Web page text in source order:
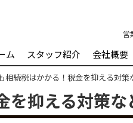
営
ム スタッフ紹介 会社概要
相続税はかかる！税金を抑える対策
を抑える対策